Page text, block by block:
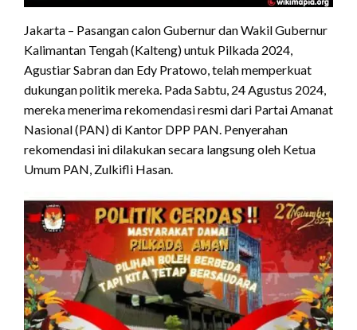
Jakarta – Pasangan calon Gubernur dan Wakil Gubernur
Kalimantan Tengah (Kalteng) untuk Pilkada 2024,
Agustiar Sabran dan Edy Pratowo, telah memperkuat
dukungan politik mereka. Pada Sabtu, 24 Agustus 2024,
mereka menerima rekomendasi resmi dari Partai Amanat
Nasional (PAN) di Kantor DPP PAN. Penyerahan
rekomendasi ini dilakukan secara langsung oleh Ketua
Umum PAN, Zulkifli Hasan.